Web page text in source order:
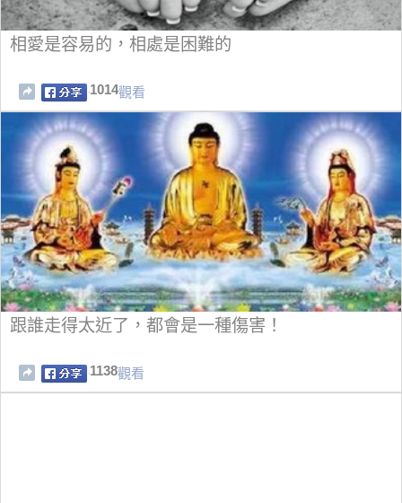
相愛是容易的，相處是困難的
1014觀看
跟誰走得太近了，都會是一種傷害！
1138觀看